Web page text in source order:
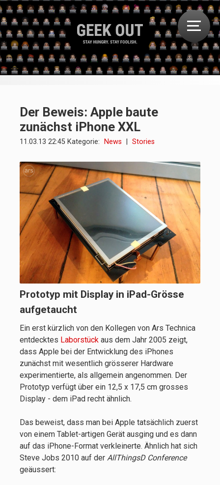
Der Beweis: Apple baute
zunächst iPhone XXL
11.03.13 22:45 Kategorie: News Stories
Prototyp mit Display in iPad-Grösse
aufgetaucht
Ein erst kürzlich von den Kollegen von Ars Technica
entdecktes Laborstück aus dem Jahr 2005 zeigt,
dass Apple bei der Entwicklung des iPhones
zunächst mit wesentlich grösserer Hardware
experimentierte, als allgemein angenommen. Der
Prototyp verfügt über ein 12,5 x 17,5 cm grosses
Display - dem iPad recht ähnlich.
Das beweist, dass man bei Apple tatsächlich zuerst
von einem Tablet-artigen Gerät ausging und es dann
auf das iPhone-Format verkleinerte. Ähnlich hat sich
Steve Jobs 2010 auf der AllThingsD Conference
geäussert: